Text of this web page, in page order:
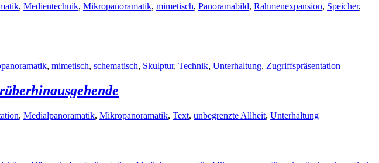
, Medientechnik, Mikropanoramatik, mimetisch, Panoramabild, Rahmenexpansion, Speicher,
, mimetisch, schematisch, Skulptur, Technik, Unterhaltung, Zugriffspräsentation
, Medialpanoramatik, Mikropanoramatik, Text, unbegrenzte Allheit, Unterhaltung